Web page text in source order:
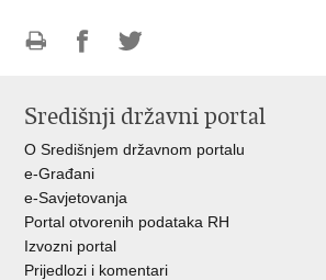
FacebookuTwitteru
Središnji državni portal
O Središnjem državnom portalu
e-Građani
e-Savjetovanja
Portal otvorenih podataka RH
Izvozni portal
Prijedlozi i komentari